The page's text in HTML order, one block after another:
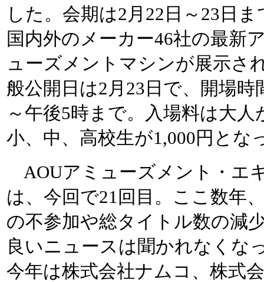
した。会期は2月22日～23日ま
国内外のメーカー46社の最新
ューズメントマシンが展示さ
般公開日は2月23日で、開場時
～午後5時まで。入場料は大人
小、中、高校生が1,000円とな
AOUアミューズメント・エ
は、今回で21回目。ここ数年
の不参加や総タイトル数の減
良いニュースは聞かれなくな
今年は株式会社ナムコ、株式